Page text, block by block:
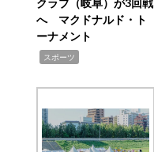
クラブ（岐阜）が3回戦
へ マクドナルド・ト
ーナメント
スポーツ